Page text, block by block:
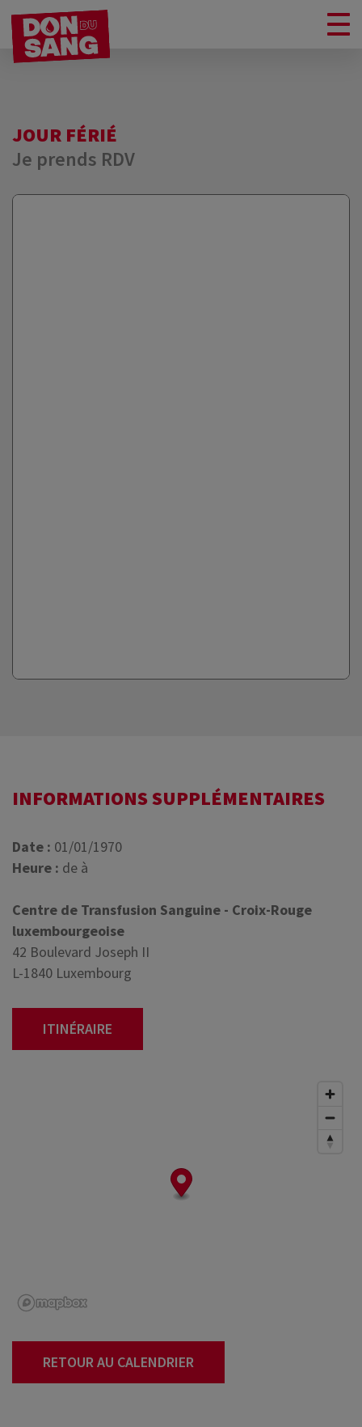
JOUR FÉRIÉ
Je prends RDV
INFORMATIONS SUPPLÉMENTAIRES
Date : 01/01/1970
Heure : de à
Centre de Transfusion Sanguine - Croix-Rouge
luxembourgeoise
42 Boulevard Joseph II
L-1840 Luxembourg
ITINÉRAIRE
RETOUR AU CALENDRIER